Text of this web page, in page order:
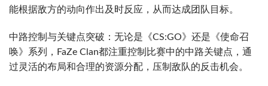
能根据敌方的动向作出及时反应，从而达成团队目标。
中路控制与关键点突破：无论是《CS:GO》还是《使命召
唤》系列，FaZe Clan都注重控制比赛中的中路关键点，通
过灵活的布局和合理的资源分配，压制敌队的反击机会。